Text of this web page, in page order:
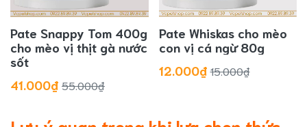
Pate Snappy Tom 400g
cho mèo vị thịt gà nước
sốt
41.000₫ 55.000₫
Pate Whiskas cho mèo
con vị cá ngừ 80g
12.000₫ 15.000₫